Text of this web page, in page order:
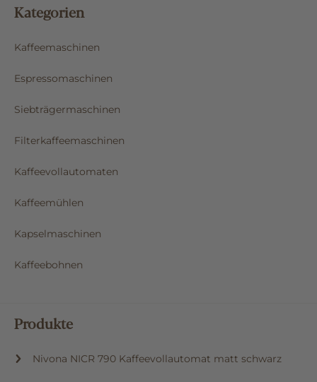
Kategorien
Kaffeemaschinen
Espressomaschinen
Siebträgermaschinen
Filterkaffeemaschinen
Kaffeevollautomaten
Kaffeemühlen
Kapselmaschinen
Kaffeebohnen
Produkte
Nivona NICR 790 Kaffeevollautomat matt schwarz